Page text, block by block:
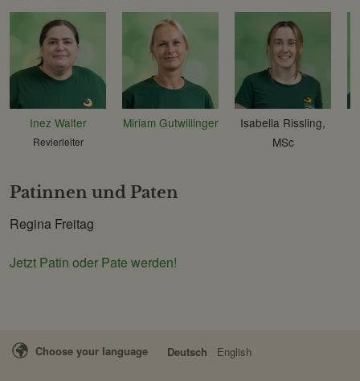
Inez Walter
Revierleiter
Miriam Gutwillinger
Isabella Rissling,
MSc
Patinnen und Paten
Regina Freitag
Jetzt Patin oder Pate werden!
Choose your language Deutsch English